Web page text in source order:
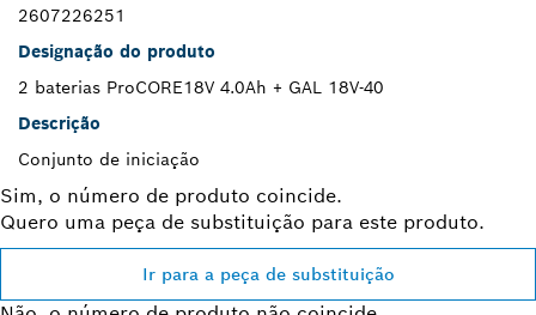
2607226251
Designação do produto
2 baterias ProCORE18V 4.0Ah + GAL 18V-40
Descrição
Conjunto de iniciação
Sim, o número de produto coincide.
Quero uma peça de substituição para este produto.
Ir para a peça de substituição